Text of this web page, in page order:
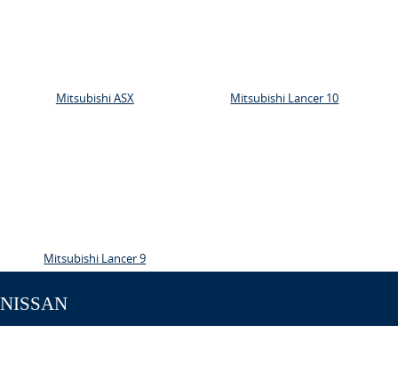
Mitsubishi ASX Mitsubishi Lancer 10
Mitsubishi Lancer 9
NISSAN